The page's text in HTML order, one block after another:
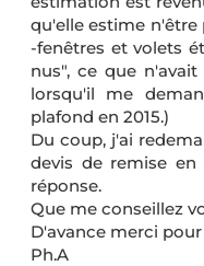
qu'elle estime n'être
-fenêtres et volets
nus", ce que
lorsqu'il me
plafond en 2015.)
Du coup, j'ai
devis de remise en
réponse.
Que me conseillez
D'avance merci
Ph.A